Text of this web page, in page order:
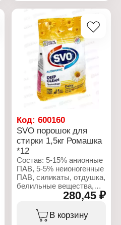
порошок
Название: Лимон
Вес: 1,5 кг
Тип стирки: для
машинной стирки
Тип белья: для цветного
и белого белья
Код:600160
SVO порошок для
стирки 1,5кг Ромашка
*12
Состав: 5-15% анионные
ПАВ, 5-5% неионогенные
ПАВ, силикаты, отдушка,
белильные вещества,
Характеристики:
Бренд: SVO
280,45 ₽
В корзину